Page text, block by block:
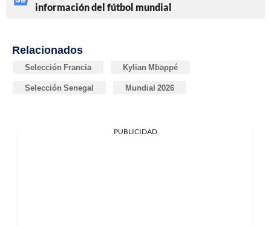
información del fútbol mundial
Relacionados
Selección Francia Kylian Mbappé
Selección Senegal Mundial 2026
PUBLICIDAD